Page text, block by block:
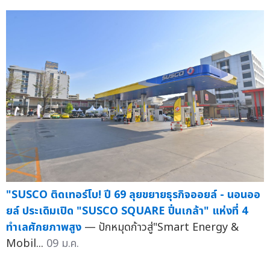
"SUSCO ติดเทอร์โบ! ปี 69 ลุยขยายธุรกิจออยล์ - นอนออ
ยล์ ประเดิมเปิด "SUSCO SQUARE ปิ่นเกล้า" แห่งที่ 4
ทำเลศักยภาพสูง — ปักหมุดก้าวสู่"Smart Energy &
Mobil... 09 ม.ค.